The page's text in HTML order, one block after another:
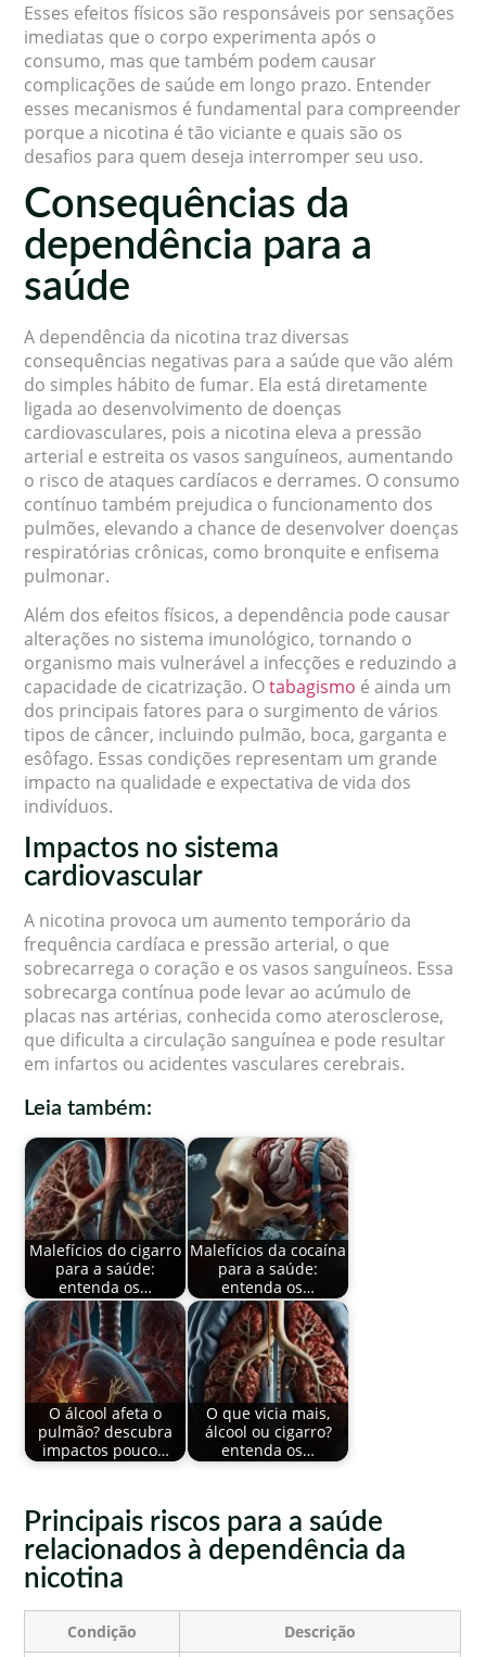
Esses efeitos físicos são responsáveis por sensações
imediatas que o corpo experimenta após o
consumo, mas que também podem causar
complicações de saúde em longo prazo. Entender
esses mecanismos é fundamental para compreender
porque a nicotina é tão viciante e quais são os
desafios para quem deseja interromper seu uso.
Consequências da
dependência para a
saúde
A dependência da nicotina traz diversas
consequências negativas para a saúde que vão além
do simples hábito de fumar. Ela está diretamente
ligada ao desenvolvimento de doenças
cardiovasculares, pois a nicotina eleva a pressão
arterial e estreita os vasos sanguíneos, aumentando
o risco de ataques cardíacos e derrames. O consumo
contínuo também prejudica o funcionamento dos
pulmões, elevando a chance de desenvolver doenças
respiratórias crônicas, como bronquite e enfisema
pulmonar.
Além dos efeitos físicos, a dependência pode causar
alterações no sistema imunológico, tornando o
organismo mais vulnerável a infecções e reduzindo a
capacidade de cicatrização. Otabagismo é ainda um
dos principais fatores para o surgimento de vários
tipos de câncer, incluindo pulmão, boca, garganta e
esôfago. Essas condições representam um grande
impacto na qualidade e expectativa de vida dos
indivíduos.
Impactos no sistema
cardiovascular
A nicotina provoca um aumento temporário da
frequência cardíaca e pressão arterial, o que
sobrecarrega o coração e os vasos sanguíneos. Essa
sobrecarga contínua pode levar ao acúmulo de
placas nas artérias, conhecida como aterosclerose,
que dificulta a circulação sanguínea e pode resultar
em infartos ou acidentes vasculares cerebrais.
Leia também:
Malefícios do cigarro
para a saúde:
entenda os…
Malefícios da cocaína
para a saúde:
entenda os…
O álcool afeta o
pulmão? descubra
impactos pouco…
O que vicia mais,
álcool ou cigarro?
entenda os…
Principais riscos para a saúde
relacionados à dependência da
nicotina
Condição
Descrição